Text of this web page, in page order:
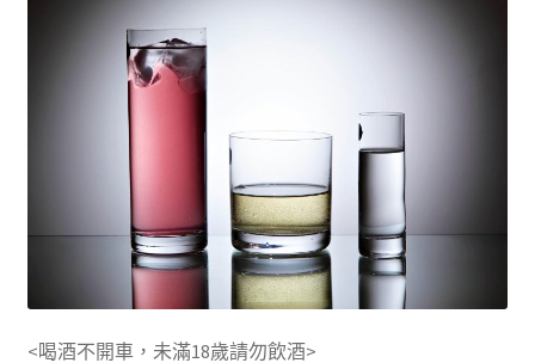
<喝酒不開車，未滿18歲請勿飲酒>